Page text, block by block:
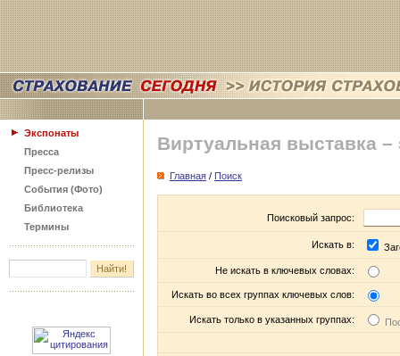
Экспонаты
Пресса
Пресс-релизы
События (Фото)
Библиотека
Термины
Виртуальная выставка –
Главная / Поиск
Поисковый запрос:
Искать в:
Не искать в ключевых словах:
Искать во всех группах ключевых слов:
Искать только в указанных группах: